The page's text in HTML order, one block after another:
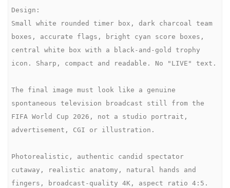
Design:
Small white rounded timer box, dark charcoal team
boxes, accurate flags, bright cyan score boxes,
central white box with a black-and-gold trophy
icon. Sharp, compact and readable. No "LIVE" text.
The final image must look like a genuine
spontaneous television broadcast still from the
FIFA World Cup 2026, not a studio portrait,
advertisement, CGI or illustration.
Photorealistic, authentic candid spectator
cutaway, realistic anatomy, natural hands and
fingers, broadcast-quality 4K, aspect ratio 4:5.